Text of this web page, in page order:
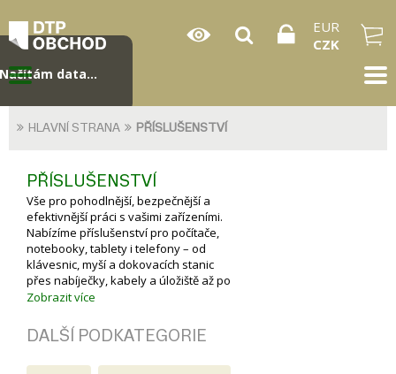
EUR
CZK
HLAVNÍ STRANA PŘÍSLUŠENSTVÍ
PŘÍSLUŠENSTVÍ
Vše pro pohodlnější, bezpečnější a
efektivnější práci s vašimi zařízeními.
Nabízíme příslušenství pro počítače,
notebooky, tablety i telefony – od
klávesnic, myší a dokovacích stanic
přes nabíječky, kabely a úložiště až po
ochranné obaly, stojany a další
Zobrazit více
DALŠÍ PODKATEGORIE
Načítám data...